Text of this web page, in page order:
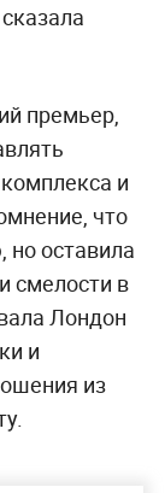
сказала
премьер,
и
что
но оставила
смелости в
Лондон
и
из